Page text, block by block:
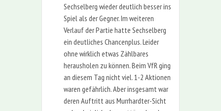
Sechselberg wieder deutlich besser ins
Spiel als der Gegner. Im weiteren
Verlauf der Partie hatte Sechselberg
ein deutliches Chancenplus. Leider
ohne wirklich etwas Zählbares
herausholen zu können. Beim VfR ging
an diesem Tag nicht viel. 1-2 Aktionen
waren gefährlich. Aber insgesamt war
deren Auftritt aus Murrhardter-Sicht